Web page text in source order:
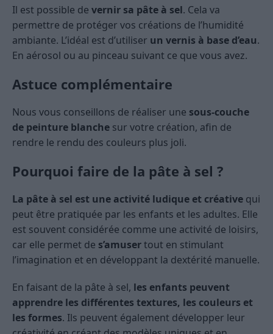
Il est possible de vernir sa pâte à sel. Cela va
permettre de protéger vos créations de l’humidité
ambiante. L’idéal est d’utiliser un vernis à base d’eau.
En aérosol ou au pinceau suivant ce que vous avez.
Astuce complémentaire
Nous vous conseillons de réaliser une sous-couche
de peinture blanche sur votre création, afin de
rendre le rendu des couleurs plus joli.
Pourquoi faire de la pâte à sel ?
La pâte à sel est une activité ludique et créative qui
peut être pratiquée par les enfants et les adultes. Elle
est souvent considérée comme une activité de loisirs,
car elle permet de s’amusertout en stimulant
l’imagination et en développant la dextérité manuelle.
En faisant de la pâte à sel, les enfants peuvent
apprendre les différentes textures, les couleurs et
les formes. Ils peuvent également développer leur